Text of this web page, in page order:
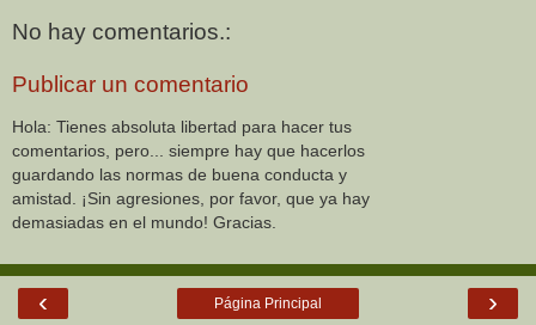
No hay comentarios.:
Publicar un comentario
Hola: Tienes absoluta libertad para hacer tus
comentarios, pero... siempre hay que hacerlos
guardando las normas de buena conducta y
amistad. ¡Sin agresiones, por favor, que ya hay
demasiadas en el mundo! Gracias.
‹ ›
Página Principal